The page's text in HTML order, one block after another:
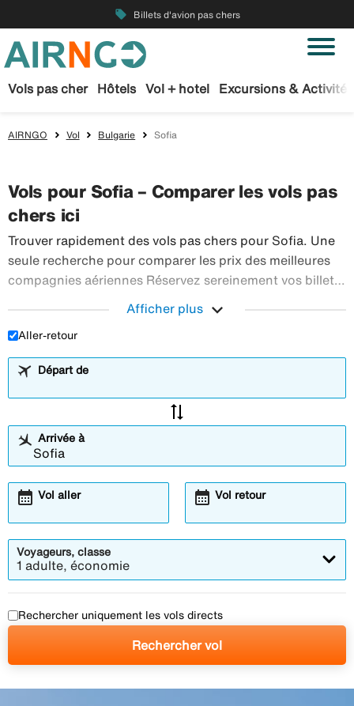
local_offer Billets d'avion pas chers
Vols pas cher Hôtels Vol + hotel Excursions & Activités
AIRNGO Vol Bulgarie Sofia
Vols pour Sofia – Comparer les vols pas
chers ici
Trouver rapidement des vols pas chers pour Sofia. Une
seule recherche pour comparer les prix des meilleures
compagnies aériennes Réservez sereinement vos billets
voyages en avion à destination du monde entier.
Afficher plus expand_more
Aller-retour
Départ de
sync_alt
Arrivée à
Vol aller
calendar_month Vol retour
calendar_month
Voyageurs, classe
1 adulte, économie
Rechercher uniquement les vols directs
Rechercher vol